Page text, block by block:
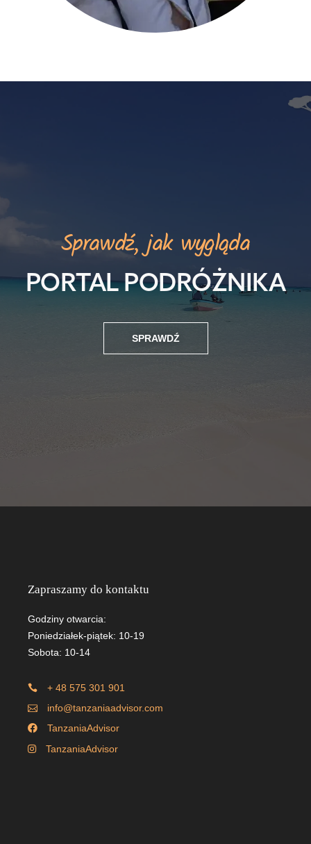
Sprawdź, jak wygląda
PORTAL PODRÓŻNIKA
SPRAWDŹ
Zapraszamy do kontaktu
Godziny otwarcia:
Poniedziałek-piątek: 10-19
Sobota: 10-14
+ 48 575 301 901
info@tanzaniaadvisor.com
TanzaniaAdvisor
TanzaniaAdvisor